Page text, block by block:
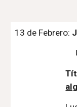
13 de Febrero: